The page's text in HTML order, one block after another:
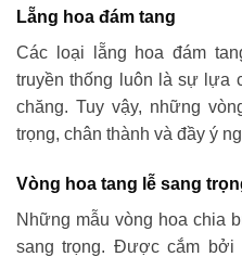
Lẵng hoa đám tang
Các loại lẵng hoa đám
truyền thống luôn là sự lựa
chăng. Tuy vậy, những
trọng, chân thành và đầy ý
Vòng hoa tang lễ sang
Những mẫu vòng hoa chia
sang trọng. Được cắm bởi